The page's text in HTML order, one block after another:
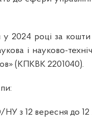
у 2024 році за
і науково-
(КПКВК 2201040).
з 12 вересня до